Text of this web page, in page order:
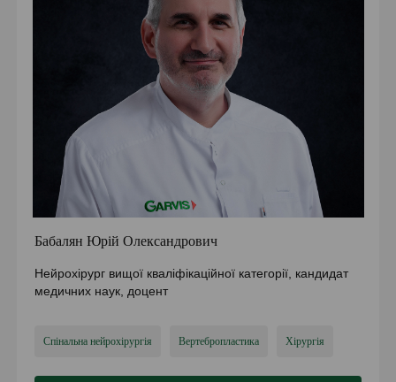
Бабалян Юрій Олександрович
Нейрохірург вищої кваліфікаційної категорії, кандидат
медичних наук, доцент
Спінальна нейрохірургія Вертебропластика Хірургія